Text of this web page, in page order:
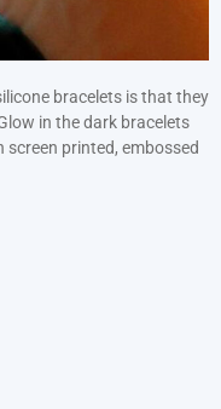
bracelets is that they
in the dark bracelets
printed, embossed